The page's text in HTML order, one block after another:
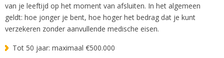
van je leeftijd op het moment van afsluiten. In het algemeen
geldt: hoe jonger je bent, hoe hoger het bedrag dat je kunt
verzekeren zonder aanvullende medische eisen.
Tot 50 jaar: maximaal €500.000